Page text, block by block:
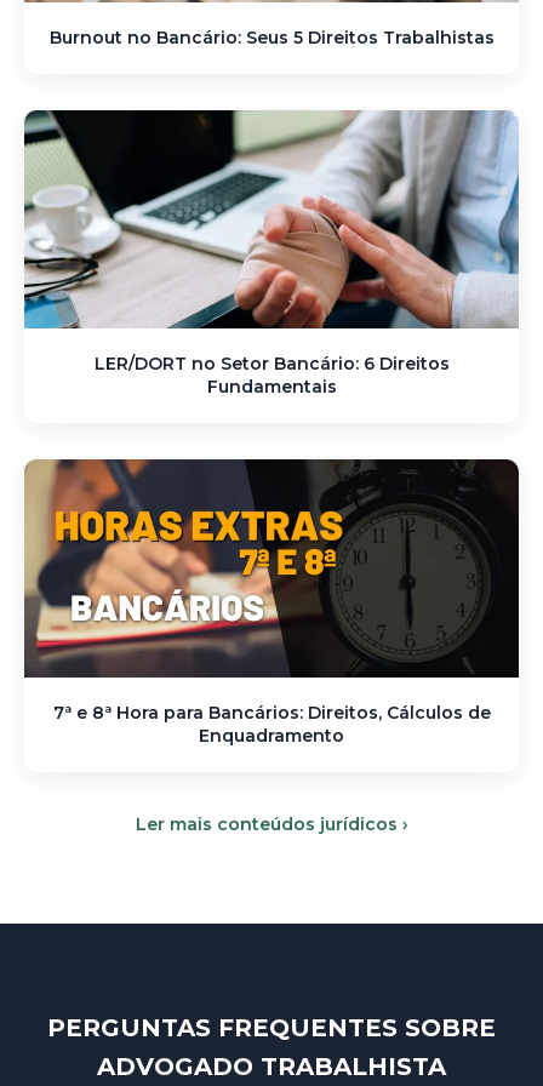
Burnout no Bancário: Seus 5 Direitos Trabalhistas
LER/DORT no Setor Bancário: 6 Direitos
Fundamentais
7ª e 8ª Hora para Bancários: Direitos, Cálculos de
Enquadramento
Ler mais conteúdos jurídicos ›
PERGUNTAS FREQUENTES SOBRE
ADVOGADO TRABALHISTA